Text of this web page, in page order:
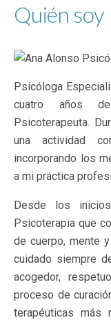
Quién soy
Psicóloga
cuatro años
Psicoterapeuta.
una actividad
incorporando los
a mi práctica
Desde los
Psicoterapia que
de cuerpo, mente
cuidado siempre
acogedor,
proceso de
terapéuticas más